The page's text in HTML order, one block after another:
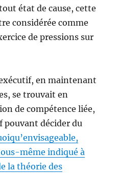
état de cause, cette
considérée comme
de pressions sur
en maintenant
se trouvait en
de compétence liée,
pouvant décider du
même indiqué à
la théorie des